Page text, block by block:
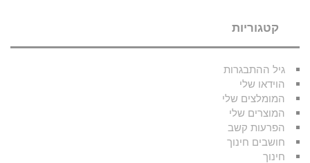
קטגוריות
גיל ההתבגרות
הוידאו שלי
המומלצים שלי
המוצרים שלי
הפרעות קשב
חושבים חינוך
חינוך